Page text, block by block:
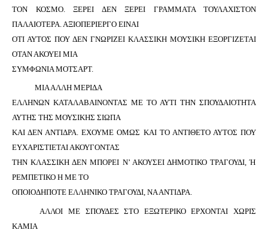
ΤΟΝ ΚΟΣΜΟ. ΞΕΡΕΙ ΔΕΝ ΞΕΡΕΙ ΓΡΑΜΜΑΤΑ ΤΟΥΛΑΧΙΣΤΟΝ
ΠΑΛΑΙΟΤΕΡΑ. ΑΞΙΟΠΕΡΙΕΡΓΟ ΕΙΝΑΙ
ΟΤΙ ΑΥΤΟΣ ΠΟΥ ΔΕΝ ΓΝΩΡΙΖΕΙ ΚΛΑΣΣΙΚΗ ΜΟΥΣΙΚΗ ΕΞΟΡΓΙΖΕΤΑΙ
ΟΤΑΝ ΑΚΟΥΕΙ ΜΙΑ
ΣΥΜΦΩΝΙΑ ΜΟΤΣΑΡΤ.
ΜΙΑ ΑΛΛΗ ΜΕΡΙΔΑ
ΕΛΛΗΝΩΝ ΚΑΤΑΛΑΒΑΙΝΟΝΤΑΣ ΜΕ ΤΟ ΑΥΤΙ ΤΗΝ ΣΠΟΥΔΑΙΟΤΗΤΑ
ΑΥΤΗΣ ΤΗΣ ΜΟΥΣΙΚΗΣ ΣΙΩΠΑ
ΚΑΙ ΔΕΝ ΑΝΤΙΔΡΑ. ΕΧΟΥΜΕ ΟΜΩΣ ΚΑΙ ΤΟ ΑΝΤΙΘΕΤΟ ΑΥΤΟΣ ΠΟΥ
ΕΥΧΑΡΙΣΤΙΕΤΑΙ ΑΚΟΥΓΟΝΤΑΣ
ΤΗΝ ΚΛΑΣΣΙΚΗ ΔΕΝ ΜΠΟΡΕΙ Ν’ ΑΚΟΥΣΕΙ ΔΗΜΟΤΙΚΟ ΤΡΑΓΟΥΔΙ, Ή
ΡΕΜΠΕΤΙΚΟ Η ΜΕ ΤΟ
ΟΠΟΙΟΔΗΠΟΤΕ ΕΛΛΗΝΙΚΟ ΤΡΑΓΟΥΔΙ, ΝΑ ΑΝΤΙΔΡΑ.
ΑΛΛΟΙ ΜΕ ΣΠΟΥΔΕΣ ΣΤΟ ΕΞΩΤΕΡΙΚΟ ΕΡΧΟΝΤΑΙ ΧΩΡΙΣ
ΚΑΜΙΑ